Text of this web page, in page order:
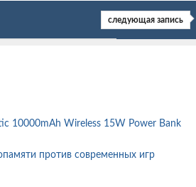
следующая запись
10000mAh Wireless 15W Power Bank
против современных игр